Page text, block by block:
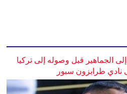
الجماهير قبل وصوله إلى تركيا
نادي طرابزون سبور